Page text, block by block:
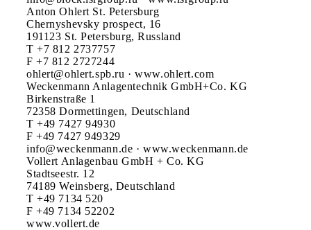
Anton Ohlert St. Petersburg
Chernyshevsky prospect, 16
191123 St. Petersburg, Russland
T +7 812 2737757
F +7 812 2727244
ohlert@ohlert.spb.ru · www.ohlert.com
Weckenmann Anlagentechnik GmbH+Co. KG
Birkenstraße 1
72358 Dormettingen, Deutschland
T +49 7427 94930
F +49 7427 949329
info@weckenmann.de · www.weckenmann.de
Vollert Anlagenbau GmbH + Co. KG
Stadtseestr. 12
74189 Weinsberg, Deutschland
T +49 7134 520
F +49 7134 52202
www.vollert.de